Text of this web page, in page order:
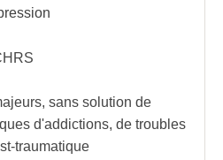
sans solution de
d'addictions, de troubles
traumatique